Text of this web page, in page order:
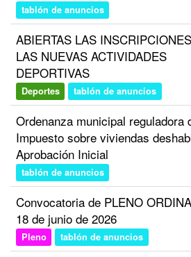
tablón de anuncios
ABIERTAS LAS
LAS NUEVAS ACTIVIDADES
DEPORTIVAS
Deportes tablón de anuncios
Ordenanza municipal reguladora
Impuesto sobre viviendas
Aprobación Inicial
tablón de anuncios
Convocatoria de PLENO
18 de junio de 2026
Pleno tablón de anuncios